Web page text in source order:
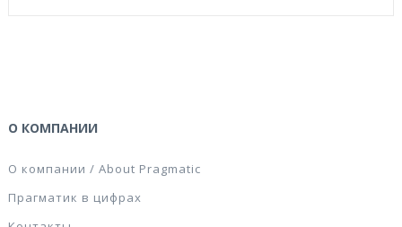
О КОМПАНИИ
О компании / About Pragmatic
Прагматик в цифрах